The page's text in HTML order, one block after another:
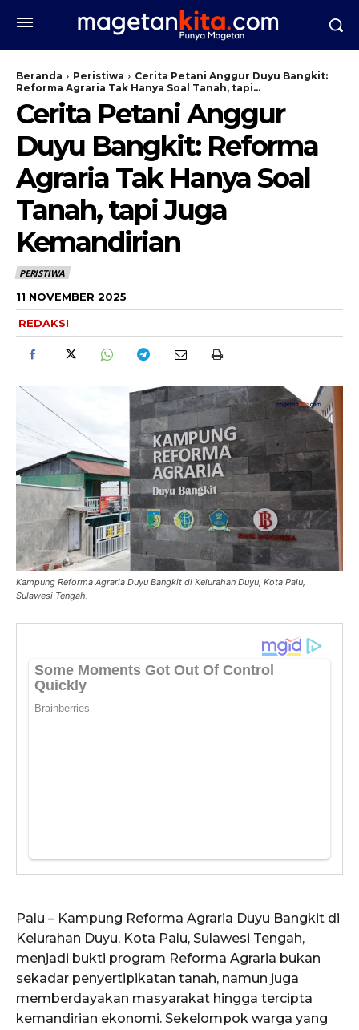
Beranda Peristiwa
Cerita Petani Anggur Duyu Bangkit:
Reforma Agraria Tak Hanya Soal Tanah, tapi...
Cerita Petani Anggur
Duyu Bangkit: Reforma
Agraria Tak Hanya Soal
Tanah, tapi Juga
Kemandirian
PERISTIWA
11 NOVEMBER 2025
REDAKSI
Kampung Reforma Agraria Duyu Bangkit di Kelurahan Duyu, Kota Palu,
Sulawesi Tengah.
Palu – Kampung Reforma Agraria Duyu Bangkit di
Kelurahan Duyu, Kota Palu, Sulawesi Tengah,
menjadi bukti program Reforma Agraria bukan
sekadar penyertipikatan tanah, namun juga
memberdayakan masyarakat hingga tercipta
kemandirian ekonomi. Sekelompok warga yang